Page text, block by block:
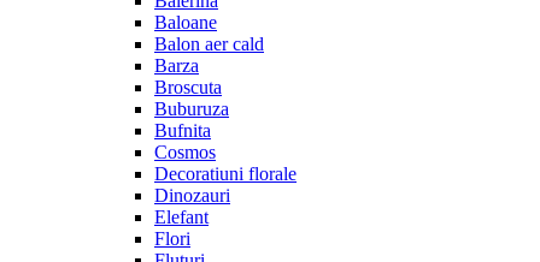
Baloane
Balon aer cald
Barza
Broscuta
Buburuza
Bufnita
Cosmos
Decoratiuni florale
Dinozauri
Elefant
Flori